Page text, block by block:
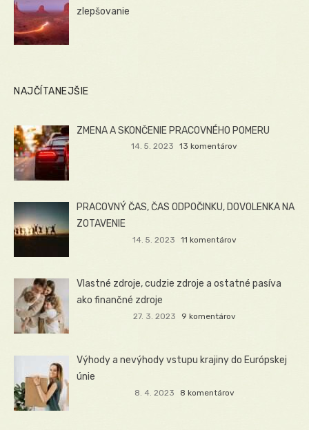
zlepšovanie
NAJČÍTANEJŠIE
ZMENA A SKONČENIE PRACOVNÉHO POMERU
14. 5. 2023 13 komentárov
PRACOVNÝ ČAS, ČAS ODPOČINKU, DOVOLENKA NA
ZOTAVENIE
14. 5. 2023 11 komentárov
Vlastné zdroje, cudzie zdroje a ostatné pasíva
ako finančné zdroje
27. 3. 2023 9 komentárov
Výhody a nevýhody vstupu krajiny do Európskej
únie
8. 4. 2023 8 komentárov